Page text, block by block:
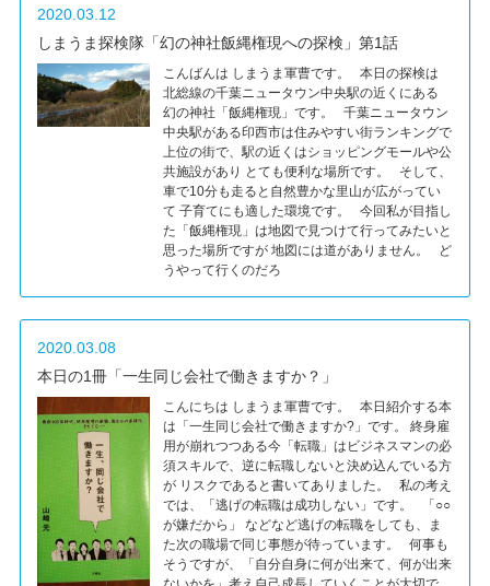
2020.03.12
しまうま探検隊「幻の神社飯縄権現への探検」第1話
こんばんは しまうま軍曹です。 本日の探検は
北総線の千葉ニュータウン中央駅の近くにある
幻の神社「飯縄権現」です。 千葉ニュータウン
中央駅がある印西市は住みやすい街ランキングで
上位の街で、駅の近くはショッピングモールや公
共施設があり とても便利な場所です。 そして、
車で10分も走ると自然豊かな里山が広がってい
て 子育てにも適した環境です。 今回私が目指し
た「飯縄権現」は地図で見つけて行ってみたいと
思った場所ですが 地図には道がありません。 ど
うやって行くのだろ
2020.03.08
本日の1冊「一生同じ会社で働きますか？」
こんにちは しまうま軍曹です。 本日紹介する本
は「一生同じ会社で働きますか?」です。 終身雇
用が崩れつつある今「転職」はビジネスマンの必
須スキルで、逆に転職しないと決め込んでいる方
が リスクであると書いてありました。 私の考え
では、「逃げの転職は成功しない」です。 「○○
が嫌だから」 などなど逃げの転職をしても、ま
た次の職場で同じ事態が待っています。 何事も
そうですが、「自分自身に何が出来て、何が出来